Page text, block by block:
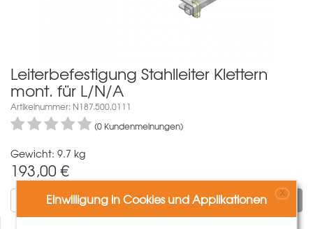
Leiterbefestigung Stahlleiter Klettern
mont. für L/N/A
Artikelnummer: N187.500.0111
(0 Kundenmeinungen)
Gewicht: 9.7 kg
193,00 €
In den Warenkorb
Einwilligung in Cookies und Applikationen X